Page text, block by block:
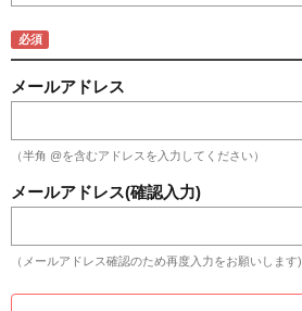
メールアドレス
（半角 @を含むアドレスを入力してください）
メールアドレス(確認入力)
（メールアドレス確認のため再度入力をお願いします)